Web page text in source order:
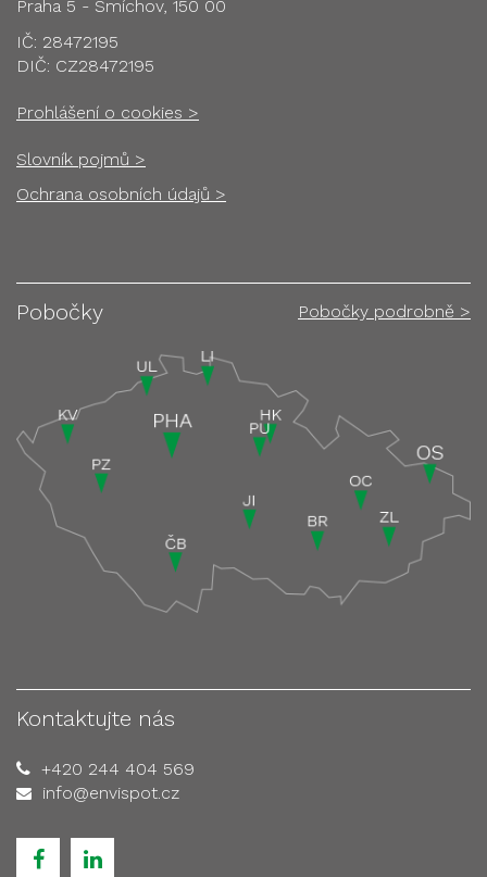
Praha 5 - Smíchov, 150 00
IČ: 28472195
DIČ: CZ28472195
Prohlášení o cookies >
Slovník pojmů >
Ochrana osobních údajů >
Pobočky Pobočky podrobně >
Kontaktujte nás
+420 244 404 569
info@envispot.cz